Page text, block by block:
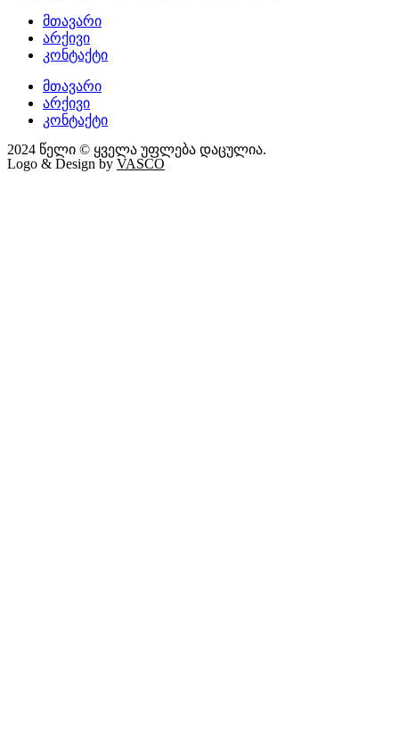
მთავარი
არქივი
კონტაქტი
მთავარი
არქივი
კონტაქტი
2024 წელი © ყველა უფლება დაცულია.
Logo & Design by VASCO